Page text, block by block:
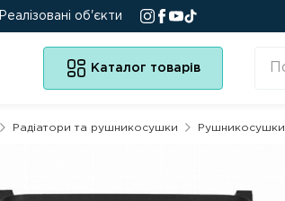
Реалізовані об'єкти
Каталог товарів
Радіатори та рушникосушки Рушникосушки